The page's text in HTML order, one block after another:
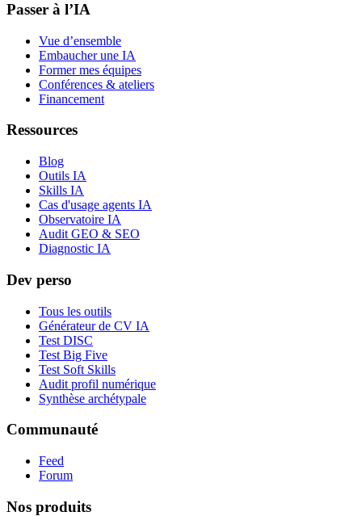
Passer à l’IA
Vue d’ensemble
Embaucher une IA
Former mes équipes
Conférences & ateliers
Financement
Ressources
Blog
Outils IA
Skills IA
Cas d'usage agents IA
Observatoire IA
Audit GEO & SEO
Diagnostic IA
Dev perso
Tous les outils
Générateur de CV IA
Test DISC
Test Big Five
Test Soft Skills
Audit profil numérique
Synthèse archétypale
Communauté
Feed
Forum
Nos produits